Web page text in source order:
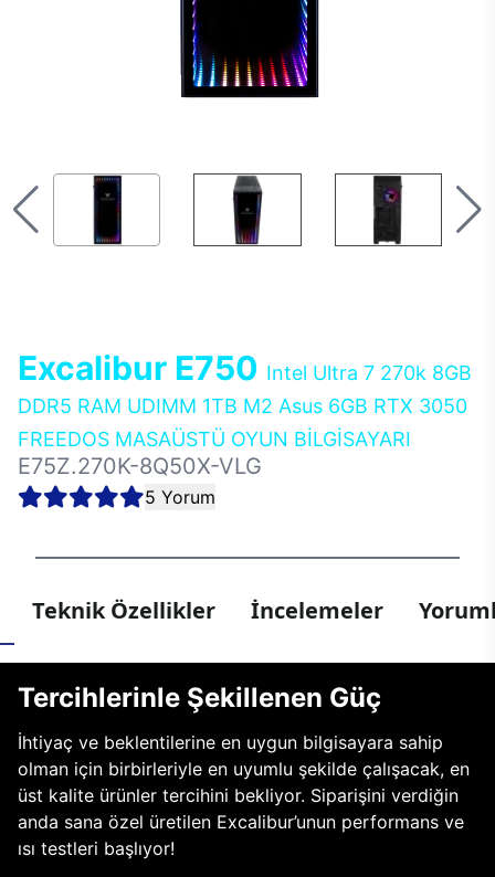
Excalibur E750 Intel Ultra 7 270k 8GB
DDR5 RAM UDIMM 1TB M2 Asus 6GB RTX 3050
FREEDOS MASAÜSTÜ OYUN BİLGİSAYARI
E75Z.270K-8Q50X-VLG
5 Yorum
Teknik Özellikler İncelemeler
Tercihlerinle Şekillenen Güç
İhtiyaç ve beklentilerine en uygun bilgisayara sahip
olman için birbirleriyle en uyumlu şekilde çalışacak, en
üst kalite ürünler tercihini bekliyor. Siparişini verdiğin
anda sana özel üretilen Excalibur’unun performans ve
ısı testleri başlıyor!